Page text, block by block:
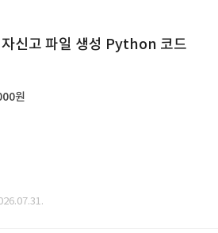
신고 파일 생성 Python 코드
원